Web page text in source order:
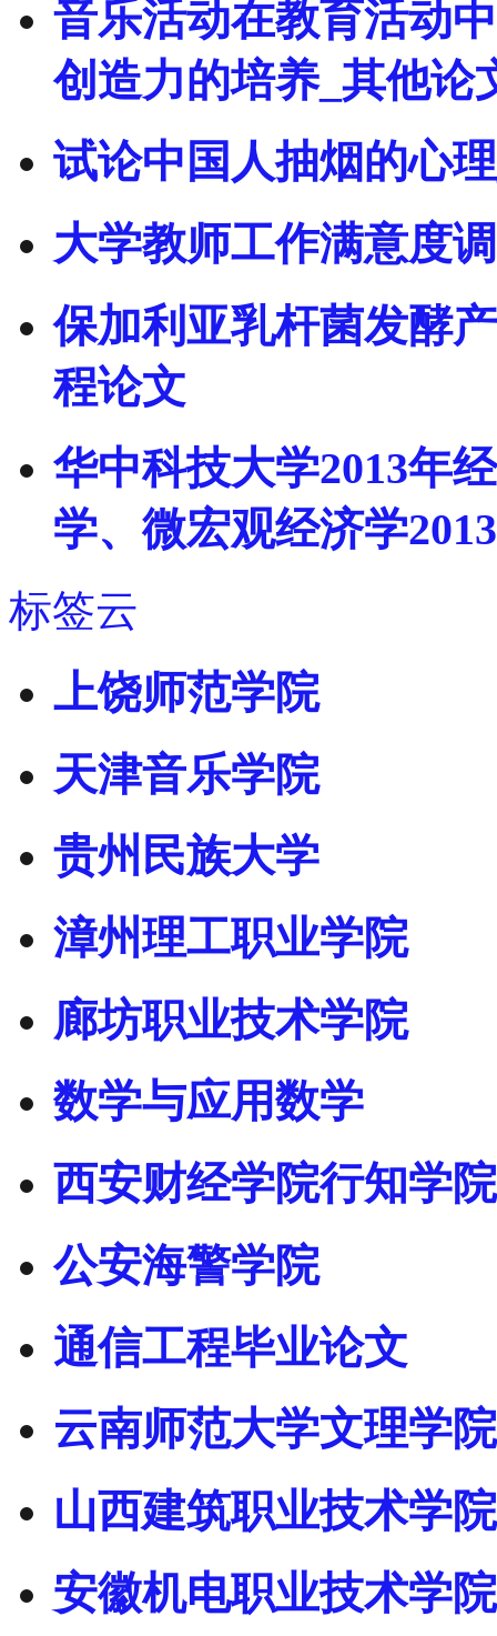
音乐活动在教育活动
创造力的培养_其他论
试论中国人抽烟的心
大学教师工作满意度
保加利亚乳杆菌发酵
程论文
华中科技大学2013年
学、微宏观经济学
标签云
上饶师范学院
天津音乐学院
贵州民族大学
漳州理工职业学院
廊坊职业技术学院
数学与应用数学
西安财经学院行知学院
公安海警学院
通信工程毕业论文
云南师范大学文理学院
山西建筑职业技术学院
安徽机电职业技术学院